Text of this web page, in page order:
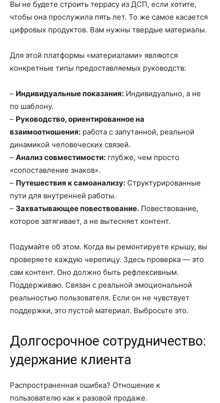
Вы не будете строить террасу из ДСП, если хотите,
чтобы она прослужила пять лет. То же самое касается
цифровых продуктов. Вам нужны твердые материалы.
Для этой платформы «материалами» являются
конкретные типы предоставляемых руководств:
– Индивидуальные показания: Индивидуально, а не
по шаблону.
– Руководство, ориентированное на
взаимоотношения: работа с запутанной, реальной
динамикой человеческих связей.
– Анализ совместимости: глубже, чем просто
«сопоставление знаков».
– Путешествия к самоанализу: Структурированные
пути для внутренней работы.
– Захватывающее повествование. Повествование,
которое затягивает, а не вытесняет контент.
Подумайте об этом. Когда вы ремонтируете крышу, вы
проверяете каждую черепицу. Здесь проверка — это
сам контент. Оно должно быть рефлексивным.
Поддерживаю. Связан с реальной эмоциональной
реальностью пользователя. Если он не чувствует
поддержки, это пустой материал. Выбросьте это.
Долгосрочное сотрудничество:
удержание клиента
Распространенная ошибка? Отношение к
пользователю как к разовой продаже.